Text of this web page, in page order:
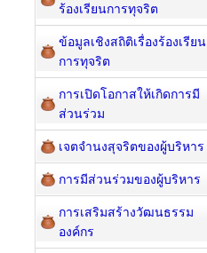
ร้องเรียนการทุจริต
ข้อมูลเชิงสถิติเรื่องร้องเรียน
การทุจริต
การเปิดโอกาสให้เกิดการมี
ส่วนร่วม
เจตจำนงสุจริตของผู้บริหาร
การมีส่วนร่วมของผู้บริหาร
การเสริมสร้างวัฒนธรรม
องค์กร